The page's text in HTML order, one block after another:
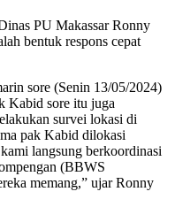
PU Makassar Ronny
bentuk respons cepat
sore (Senin 13/05/2024)
Kabid sore itu juga
survei lokasi di
pak Kabid dilokasi
langsung berkoordinasi
(BBWS
memang,” ujar Ronny